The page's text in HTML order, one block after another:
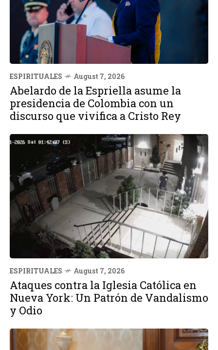
ESPIRITUALES August 7, 2026
Abelardo de la Espriella asume la
presidencia de Colombia con un
discurso que vivifica a Cristo Rey
ESPIRITUALES August 7, 2026
Ataques contra la Iglesia Católica en
Nueva York: Un Patrón de Vandalismo
y Odio